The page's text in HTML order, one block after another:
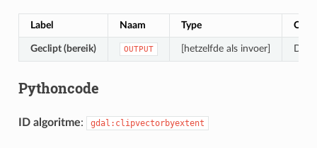
Label Naam Type
Geclipt (bereik) OUTPUT [hetzelfde als invoer] De
Pythoncode
ID algoritme: gdal:clipvectorbyextent